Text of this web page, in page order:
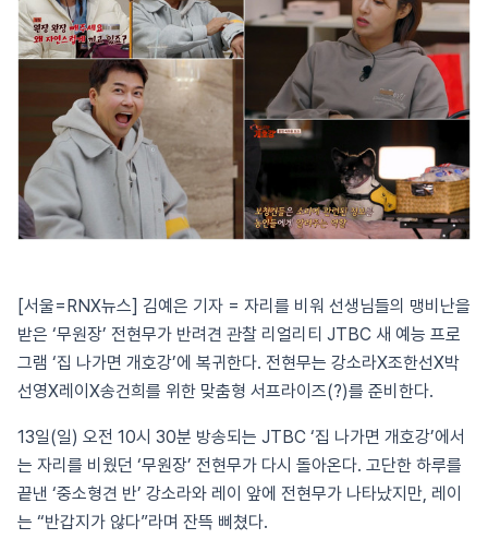
[서울=RNX뉴스] 김예은 기자 = 자리를 비워 선생님들의 맹비난을
받은 ‘무원장’ 전현무가 반려견 관찰 리얼리티 JTBC 새 예능 프로
그램 ‘집 나가면 개호강’에 복귀한다. 전현무는 강소라X조한선X박
선영X레이X송건희를 위한 맞춤형 서프라이즈(?)를 준비한다.
13일(일) 오전 10시 30분 방송되는 JTBC ‘집 나가면 개호강’에서
는 자리를 비웠던 ‘무원장’ 전현무가 다시 돌아온다. 고단한 하루를
끝낸 ‘중소형견 반’ 강소라와 레이 앞에 전현무가 나타났지만, 레이
는 “반갑지가 않다”라며 잔뜩 삐쳤다.